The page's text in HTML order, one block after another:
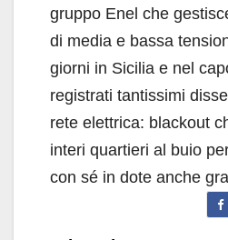
gruppo Enel che
di media e bassa
giorni in Sicilia e nel
registrati tantissimi
rete elettrica: blackout
interi quartieri al buio
con sé in dote anche